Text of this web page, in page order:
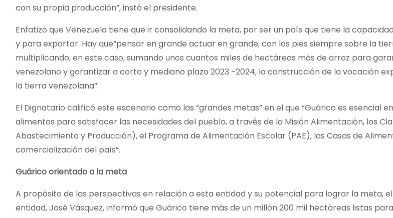
con su propia producción”, instó el presidente.
Enfatizó que Venezuela tiene que ir consolidando la meta, por ser un país que tiene la
y para exportar. Hay que“pensar en grande actuar en grande, con los pies siempre sobre la
multiplicando, en este caso, sumando unos cuantos miles de hectáreas más de arroz para
venezolano y garantizar a corto y mediano plazo 2023 -2024, la construcción de la vocación
la tierra venezolana”.
El Dignatario calificó este escenario como las “grandes metas” en el que “Guárico es esencial
alimentos para satisfacer las necesidades del pueblo, a través de la Misión Alimentación, los
Abastecimiento y Producción), el Programa de Alimentación Escolar (PAE), las Casas de
comercialización del país”.
Guárico orientado a la meta
A propósito de las perspectivas en relación a esta entidad y su potencial para lograr la meta,
entidad, José Vásquez, informó que Guárico tiene más de un millón 200 mil hectáreas listas